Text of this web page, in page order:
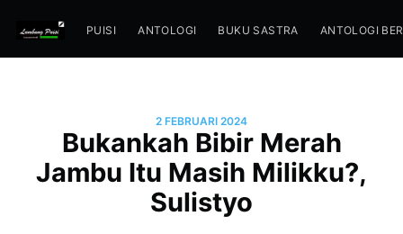
PUISI ANTOLOGI BUKU SASTRA ANTOLOGI
2 FEBRUARI 2024
Bukankah Bibir Merah
Jambu Itu Masih Milikku?,
Sulistyo